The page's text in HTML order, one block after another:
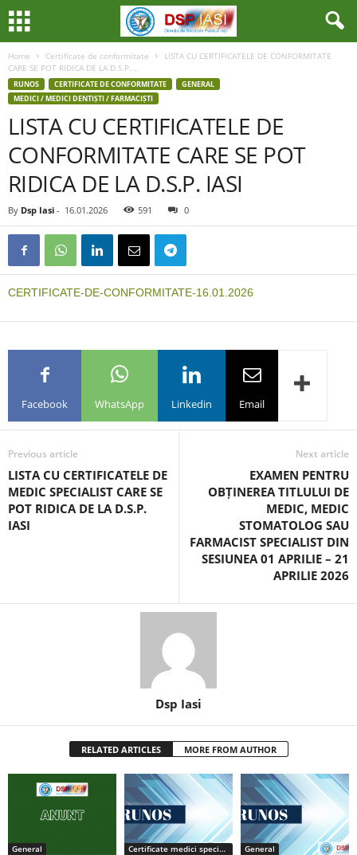
Home Certificate de conformitate
LISTA CU CERTIFICATELE DE CONFORMITATE
CARE SE POT RIDICA DE LA D.S.P....
RUNOS CERTIFICATE DE CONFORMITATE
GENERAL
MEDICI / MEDICI DENTIȘTI / FARMACIȘTI
LISTA CU CERTIFICATELE DE
CONFORMITATE CARE SE POT
RIDICA DE LA D.S.P. IASI
By Dsp Iasi - 16.01.2026 591 0
CERTIFICATE-DE-CONFORMITATE-16.01.2026
Facebook WhatsApp Linkedin Email
Previous article
LISTA CU CERTIFICATELE DE
MEDIC SPECIALIST CARE SE
POT RIDICA DE LA D.S.P.
IASI
Next article
EXAMEN PENTRU
OBȚINEREA TITLULUI DE
MEDIC, MEDIC
STOMATOLOG SAU
FARMACIST SPECIALIST DIN
SESIUNEA 01 APRILIE – 21
APRILIE 2026
Dsp Iasi
RELATED ARTICLES MORE FROM AUTHOR
General Certificate medici specialiști / primari General